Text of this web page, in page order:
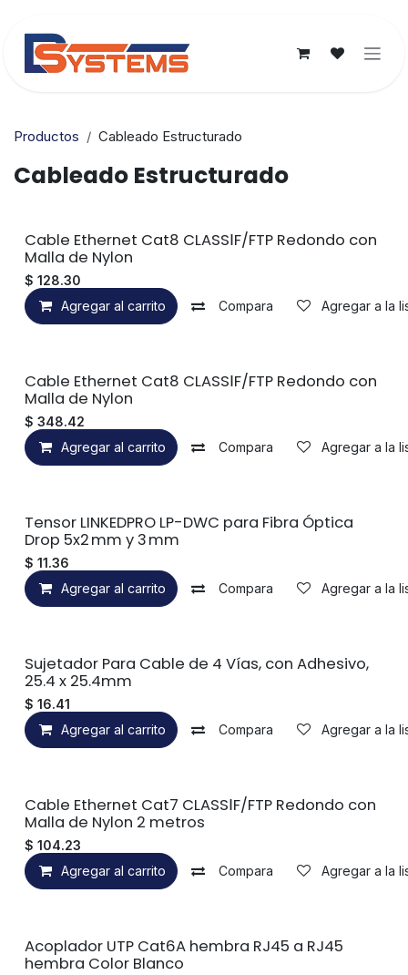
Productos Cableado Estructurado
Cableado Estructurado
Cable Ethernet Cat8 CLASSⅠF/FTP Redondo con
Malla de Nylon
$ 128.30
Agregar al carrito
Compara Agregar a la
Cable Ethernet Cat8 CLASSⅠF/FTP Redondo con
Malla de Nylon
$ 348.42
Agregar al carrito
Compara Agregar a la
Tensor LINKEDPRO LP-DWC para Fibra Óptica
Drop 5x2 mm y 3 mm
$ 11.36
Agregar al carrito
Compara Agregar a la
Sujetador Para Cable de 4 Vías, con Adhesivo,
25.4 x 25.4mm
$ 16.41
Agregar al carrito
Compara Agregar a la
Cable Ethernet Cat7 CLASSⅠF/FTP Redondo con
Malla de Nylon 2 metros
$ 104.23
Agregar al carrito
Compara Agregar a la
Acoplador UTP Cat6A hembra RJ45 a RJ45
hembra Color Blanco